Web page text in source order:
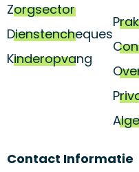
Zorgsector
Dienstencheques
Kinderopvang
Contact Informatie